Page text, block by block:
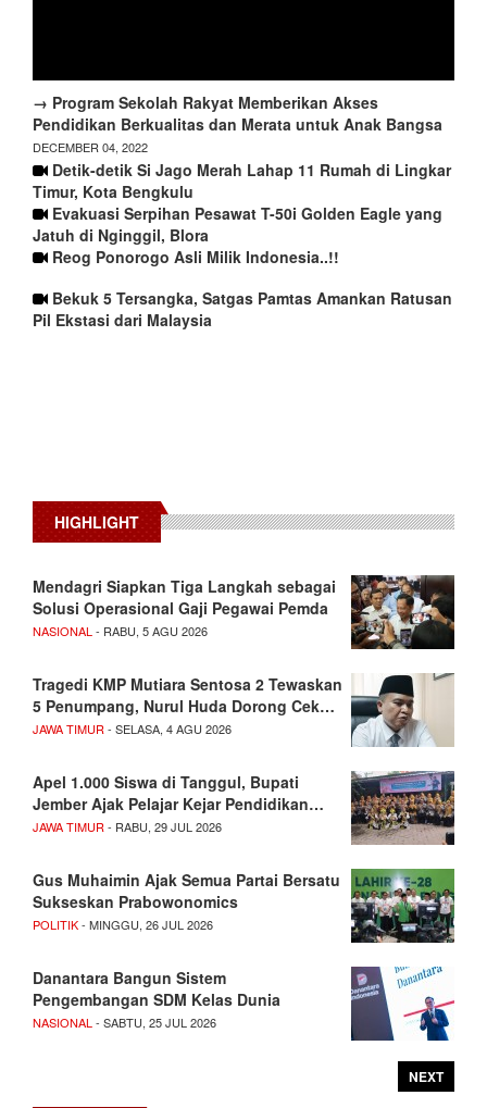
→ Program Sekolah Rakyat Memberikan Akses
Pendidikan Berkualitas dan Merata untuk Anak Bangsa
DECEMBER 04, 2022
Detik-detik Si Jago Merah Lahap 11 Rumah di Lingkar
Timur, Kota Bengkulu
Evakuasi Serpihan Pesawat T-50i Golden Eagle yang
Jatuh di Nginggil, Blora
Reog Ponorogo Asli Milik Indonesia..!!
Bekuk 5 Tersangka, Satgas Pamtas Amankan Ratusan
Pil Ekstasi dari Malaysia
HIGHLIGHT
Mendagri Siapkan Tiga Langkah sebagai
Solusi Operasional Gaji Pegawai Pemda
NASIONAL - RABU, 5 AGU 2026
Tragedi KMP Mutiara Sentosa 2 Tewaskan
5 Penumpang, Nurul Huda Dorong Cek…
JAWA TIMUR - SELASA, 4 AGU 2026
Apel 1.000 Siswa di Tanggul, Bupati
Jember Ajak Pelajar Kejar Pendidikan…
JAWA TIMUR - RABU, 29 JUL 2026
Gus Muhaimin Ajak Semua Partai Bersatu
Sukseskan Prabowonomics
POLITIK- MINGGU, 26 JUL 2026
Danantara Bangun Sistem
Pengembangan SDM Kelas Dunia
NASIONAL - SABTU, 25 JUL 2026
NEXT